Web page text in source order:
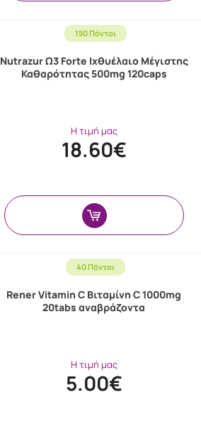
150 Πόντοι
Nutrazur Ω3 Forte Ιχθυέλαιο Μέγιστης
Καθαρότητας 500mg 120caps
Η τιμή μας
18.60€
40 Πόντοι
Rener Vitamin C Βιταμίνη C 1000mg
20tabs αναβράζοντα
Η τιμή μας
5.00€